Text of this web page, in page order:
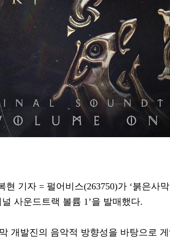
현 기자 = 펄어비스(263750)가 ‘붉은사
사운드트랙 볼륨 1’을 발매했다.
개발진의 음악적 방향성을 바탕으로 게